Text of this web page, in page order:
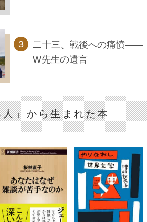
二十三、戦後への痛憤――
W先生の遺言
」から生まれた本